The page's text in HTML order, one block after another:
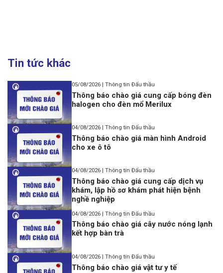
Tin tức khác
05/08/2026 | Thông tin Đấu thầu
Thông báo chào giá cung cấp bóng đèn
halogen cho đèn mổ Merilux
04/08/2026 | Thông tin Đấu thầu
Thông báo chào giá màn hình Android
cho xe ô tô
04/08/2026 | Thông tin Đấu thầu
Thông báo chào giá cung cấp dịch vụ
khám, lập hồ sơ khám phát hiện bệnh
nghề nghiệp
04/08/2026 | Thông tin Đấu thầu
Thông báo chào giá cây nước nóng lạnh
kết hợp bàn trà
04/08/2026 | Thông tin Đấu thầu
Thông báo chào giá vật tư y tế